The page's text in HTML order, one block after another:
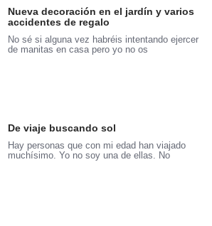
Nueva decoración en el jardín y varios
accidentes de regalo
No sé si alguna vez habréis intentando ejercer
de manitas en casa pero yo no os
De viaje buscando sol
Hay personas que con mi edad han viajado
muchísimo. Yo no soy una de ellas. No